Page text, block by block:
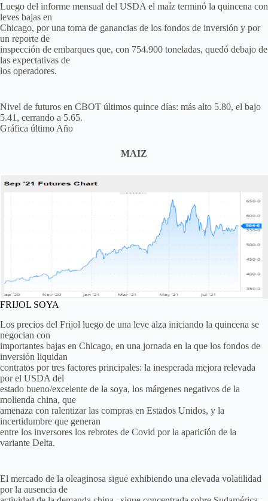
Luego del informe mensual del USDA el maíz terminó la quincena con
leves bajas en
Chicago, por una toma de ganancias de los fondos de inversión y por
un reporte de
inspección de embarques que, con 754.900 toneladas, quedó debajo de
las expectativas de
los operadores.
Nivel de futuros en CBOT últimos quince días: más alto 5.80, el bajo
5.41, cerrando a 5.65.
Gráfica último Año
MAIZ
FRIJOL SOYA
Los precios del Frijol luego de una leve alza iniciando la quincena se
negocian con
importantes bajas en Chicago, en una jornada en la que los fondos de
inversión liquidan
contratos por tres factores principales: la inesperada mejora relevada
por el USDA del
estado bueno/excelente de la soya, los márgenes negativos de la
molienda china, que
amenaza con ralentizar las compras en Estados Unidos, y la
incertidumbre que generan
entre los inversores los rebrotes de Covid por la aparición de la
variante Delta.
El mercado de la oleaginosa sigue exhibiendo una elevada volatilidad
por la ausencia de